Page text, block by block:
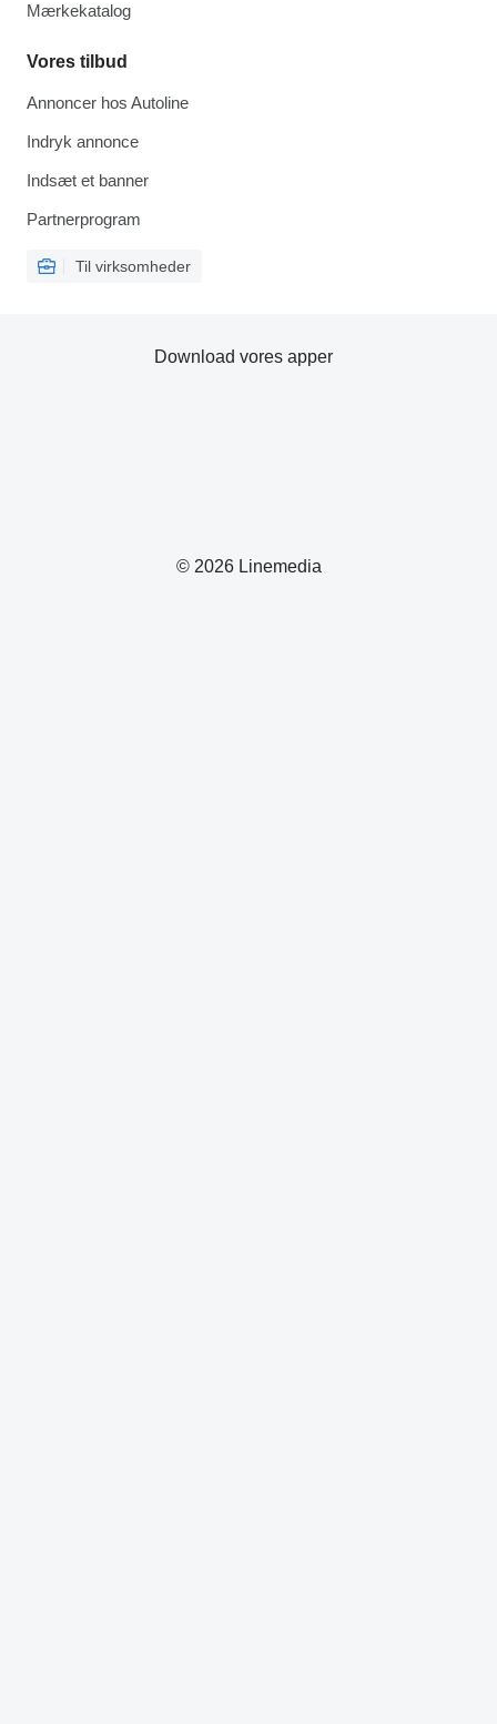
Mærkekatalog
Vores tilbud
Annoncer hos Autoline
Indryk annonce
Indsæt et banner
Partnerprogram
Til virksomheder
© 2026 Linemedia
Download vores apper